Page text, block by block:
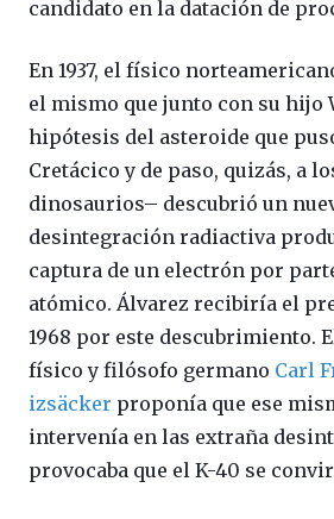
candidato en la datación de
En 1937, el físico
el mismo que junto con su hijo
hipótesis del asteroide que
Cretácico y de paso, quizás, a
dinosaurios– descubrió un
desintegración radiactiva
captura de un electrón por
atómico. Álvarez recibiría el
1968 por este descubrimiento.
físico y filósofo germano Carl
izsäc­ker proponía que ese
intervenía en las extraña
provocaba que el K-40 se